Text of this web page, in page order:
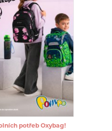
potřeb Oxybag!